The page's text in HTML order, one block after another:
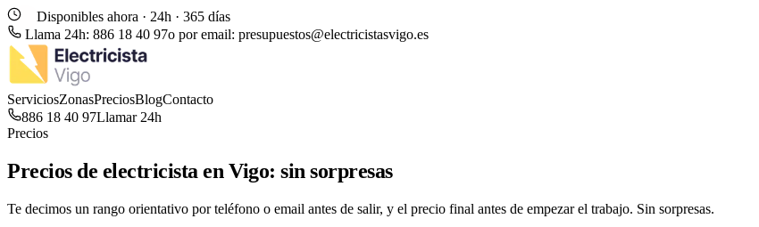
Disponibles ahora · 24h · 365 días
Llama 24h: 886 18 40 97o por email: presupuestos@electricistasvigo.es
ServiciosZonasPreciosBlogContacto
886 18 40 97Llamar 24h
Precios
Precios de electricista en Vigo:sin sorpresas
Te decimos un rango orientativo por teléfono o email antes de salir, y el precio final antes de empezar el trabajo. Sin sorpresas.